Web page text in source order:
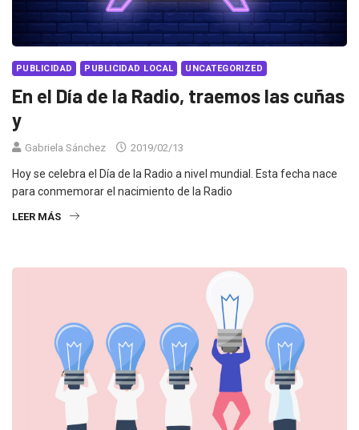
PUBLICIDAD PUBLICIDAD LOCAL UNCATEGORIZED
En el Día de la Radio, traemos las cuñas
y
Gabriela Sánchez 2019/02/13
Hoy se celebra el Día de la Radio a nivel mundial. Esta fecha nace
para conmemorar el nacimiento de la Radio
LEER MÁS